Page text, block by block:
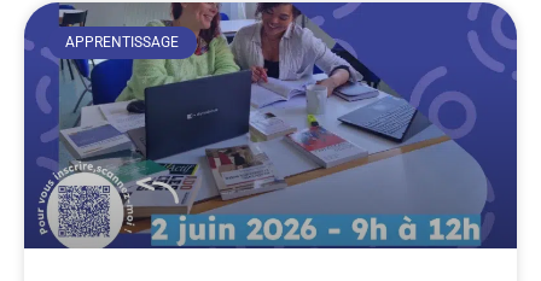
APPRENTISSAGE